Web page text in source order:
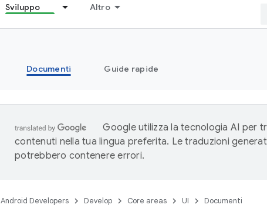
Sviluppo Altro
Documenti Guide rapide
Google utilizza la tecnologia AI per
contenuti nella tua lingua preferita. Le traduzioni
potrebbero contenere errori.
Android Developers Develop Core areas UI Documenti